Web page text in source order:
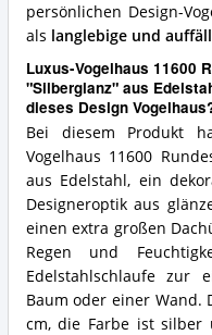
persönlichen Design-
als langlebige und
Luxus-Vogelhaus 11600
"Silberglanz" aus
dieses Design
Bei diesem Produkt
Vogelhaus 11600
aus Edelstahl, ein
Designeroptik aus
einen extra großen
Regen und
Edelstahlschlaufe zur
Baum oder einer Wand.
cm, die Farbe ist